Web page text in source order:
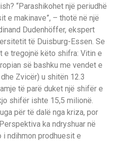
“Parashikohet një periudhë
e makinave”, – thotë në një
Dudenhöffer, ekspert
të Duisburg-Essen. Se
e tregojnë këto shifra: Vitin e
së bashku me vendet e
Zvicër) u shitën 12.3
të parë duket një shifër e
shifër ishte 15,5 milionë.
për të dalë nga kriza, por
ka ndryshuar në
ndihmon prodhuesit e